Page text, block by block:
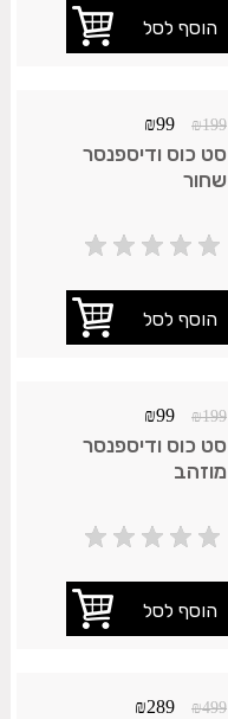
₪199
₪99
סט כוס ודיספנסר
שחור
₪199
₪99
סט כוס ודיספנסר
מוזהב
₪499
₪289